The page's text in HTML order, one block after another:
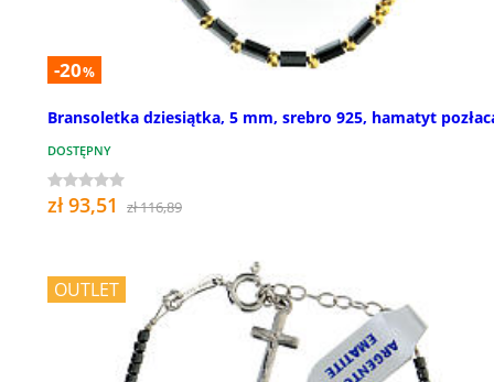
-20%
Bransoletka dziesiątka, 5 mm, srebro 925, hamatyt
DOSTĘPNY
zł 93,51 zł 116,89
OUTLET